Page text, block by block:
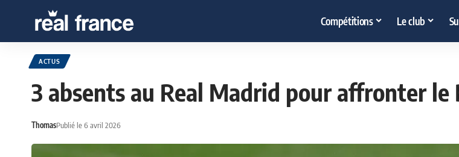
Compétitions Le club
ACTUS
3 absents au Real Madrid pour affronter le
ThomasPublié le 6 avril 2026